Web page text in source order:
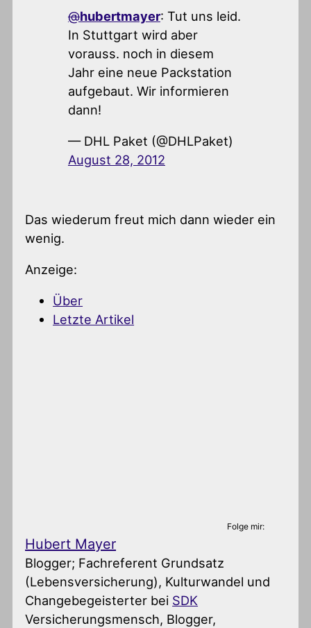
@hubertmayer: Tut uns leid.
In Stuttgart wird aber
vorauss. noch in diesem
Jahr eine neue Packstation
aufgebaut. Wir informieren
dann!
— DHL Paket (@DHLPaket)
August 28, 2012
Das wiederum freut mich dann wieder ein
wenig.
Anzeige:
Über
Letzte Artikel
Folge mir:
Hubert Mayer
Blogger; Fachreferent Grundsatz
(Lebensversicherung), Kulturwandel und
Changebegeisterter bei SDK
Versicherungsmensch, Blogger,